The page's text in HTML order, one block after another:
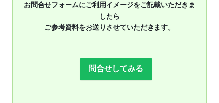
お問合せフォームにご利用イメージをご記載いただきま
したら
ご参考資料をお送りさせていただきます。
問合せしてみる